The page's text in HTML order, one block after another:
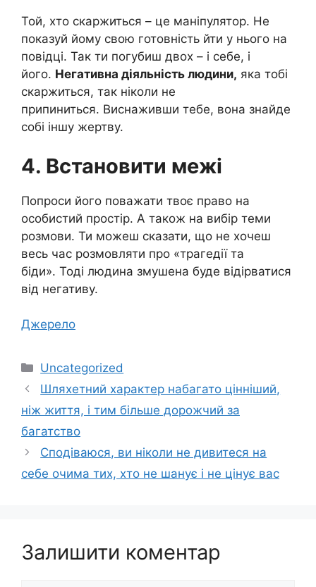
Той, хто скаржиться – це маніпулятор. Не
показуй йому свою готовність йти у нього на
повідці. Так ти погубиш двох – і себе, і
його. Негативна діяльність людини, яка тобі
скаржиться, так ніколи не
припиниться. Виснаживши тебе, вона знайде
собі іншу жертву.
4. Встановити межі
Попроси його поважати твоє право на
особистий простір. А також на вибір теми
розмови. Ти можеш сказати, що не хочеш
весь час розмовляти про «трагедії та
біди». Тоді людина змушена буде відірватися
від негативу.
Джерело
Категорії
Uncategorized
Шляхетний характер набагато цінніший,
ніж життя, і тим більше дорожчий за
багатство
Сподіваюся, ви ніколи не дивитеся на
себе очима тих, хто не шанує і не цінує вас
Залишити коментар